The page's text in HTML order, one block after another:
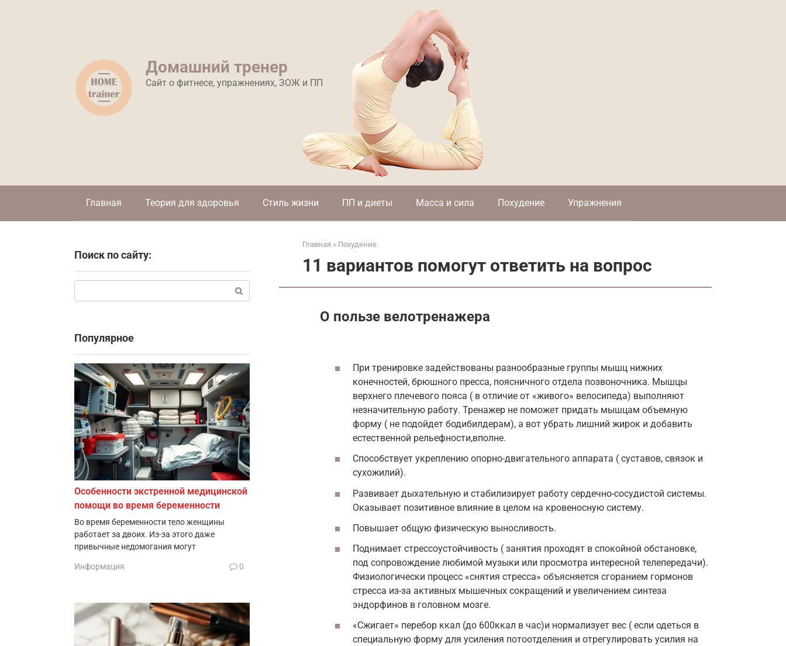
Домашний тренер
Сайт о фитнесе, упражнениях, ЗОЖ и ПП
Главная Теория для здоровья Стиль жизни ПП и диеты Масса и сила Похудение Упражнения
Главная » Похудение
11 вариантов помогут ответить на вопрос
О пользе велотренажера
При тренировке задействованы разнообразные группы мышц нижних
конечностей, брюшного пресса, поясничного отдела позвоночника. Мышцы
верхнего плечевого пояса ( в отличие от «живого» велосипеда) выполняют
незначительную работу. Тренажер не поможет придать мышцам объемную
форму ( не подойдет бодибилдерам), а вот убрать лишний жирок и добавить
естественной рельефности,вполне.
Способствует укреплению опорно-двигательного аппарата ( суставов, связок и
сухожилий).
Развивает дыхательную и стабилизирует работу сердечно-сосудистой системы.
Оказывает позитивное влияние в целом на кровеносную систему.
Повышает общую физическую выносливость.
Поднимает стрессоустойчивость ( занятия проходят в спокойной обстановке,
под сопровождение любимой музыки или просмотра интересной телепередачи).
Физиологически процесс «снятия стресса» объясняется сгоранием гормонов
стресса из-за активных мышечных сокращений и увеличением синтеза
эндорфинов в головном мозге.
«Сжигает» перебор ккал (до 600ккал в час)и нормализует вес ( если одеться в
специальную форму для усиления потоотделения и отрегулировать усилия на
Поиск по сайту:
Популярное
Особенности экстренной медицинской
помощи во время беременности
Во время беременности тело женщины
работает за двоих. Из-за этого даже
привычные недомогания могут
Информация 0